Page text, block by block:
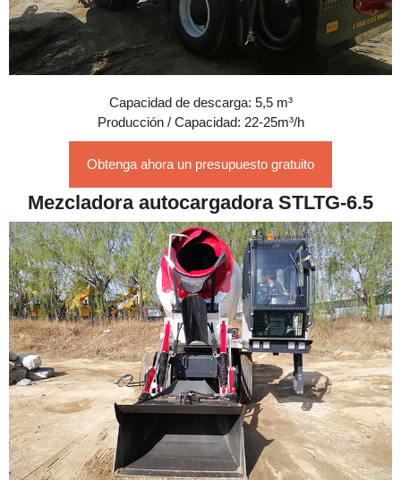
Capacidad de descarga: 5,5 m³
Producción / Capacidad: 22-25m³/h
Obtenga ahora un presupuesto gratuito
Mezcladora autocargadora STLTG-6.5